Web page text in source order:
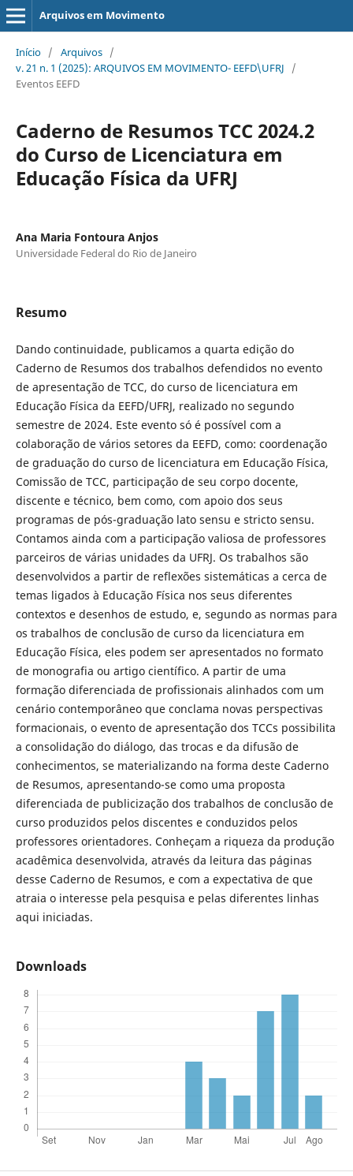
Arquivos em Movimento
Início / Arquivos /
v. 21 n. 1 (2025): ARQUIVOS EM MOVIMENTO- EEFD\UFRJ
/
Eventos EEFD
Caderno de Resumos TCC 2024.2
do Curso de Licenciatura em
Educação Física da UFRJ
Ana Maria Fontoura Anjos
Universidade Federal do Rio de Janeiro
Resumo
Dando continuidade, publicamos a quarta edição do
Caderno de Resumos dos trabalhos defendidos no evento
de apresentação de TCC, do curso de licenciatura em
Educação Física da EEFD/UFRJ, realizado no segundo
semestre de 2024. Este evento só é possível com a
colaboração de vários setores da EEFD, como: coordenação
de graduação do curso de licenciatura em Educação Física,
Comissão de TCC, participação de seu corpo docente,
discente e técnico, bem como, com apoio dos seus
programas de pós-graduação lato sensu e stricto sensu.
Contamos ainda com a participação valiosa de professores
parceiros de várias unidades da UFRJ. Os trabalhos são
desenvolvidos a partir de reflexões sistemáticas a cerca de
temas ligados à Educação Física nos seus diferentes
contextos e desenhos de estudo, e, segundo as normas para
os trabalhos de conclusão de curso da licenciatura em
Educação Física, eles podem ser apresentados no formato
de monografia ou artigo científico. A partir de uma
formação diferenciada de profissionais alinhados com um
cenário contemporâneo que conclama novas perspectivas
formacionais, o evento de apresentação dos TCCs possibilita
a consolidação do diálogo, das trocas e da difusão de
conhecimentos, se materializando na forma deste Caderno
de Resumos, apresentando-se como uma proposta
diferenciada de publicização dos trabalhos de conclusão de
curso produzidos pelos discentes e conduzidos pelos
professores orientadores. Conheçam a riqueza da produção
acadêmica desenvolvida, através da leitura das páginas
desse Caderno de Resumos, e com a expectativa de que
atraia o interesse pela pesquisa e pelas diferentes linhas
aqui iniciadas.
Downloads